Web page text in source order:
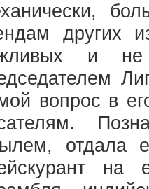
других
и не
вопрос в
отдала
на